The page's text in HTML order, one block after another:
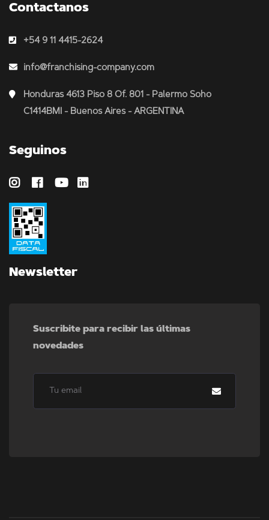
Contactanos
+54 9 11 4415-2624
info@franchising-company.com
Honduras 4613 Piso 8 Of. 801 - Palermo Soho
C1414BMI - Buenos Aires - ARGENTINA
Seguinos
Newsletter
Suscribite para recibir las últimas
novedades